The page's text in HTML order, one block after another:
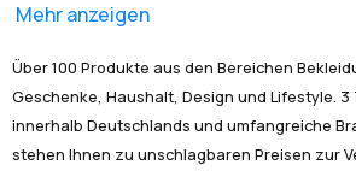
Mehr anzeigen
Über 100 Produkte aus den Bereichen
Geschenke, Haushalt, Design und Lifestyle. 3
innerhalb Deutschlands und umfangreiche
stehen Ihnen zu unschlagbaren Preisen zur